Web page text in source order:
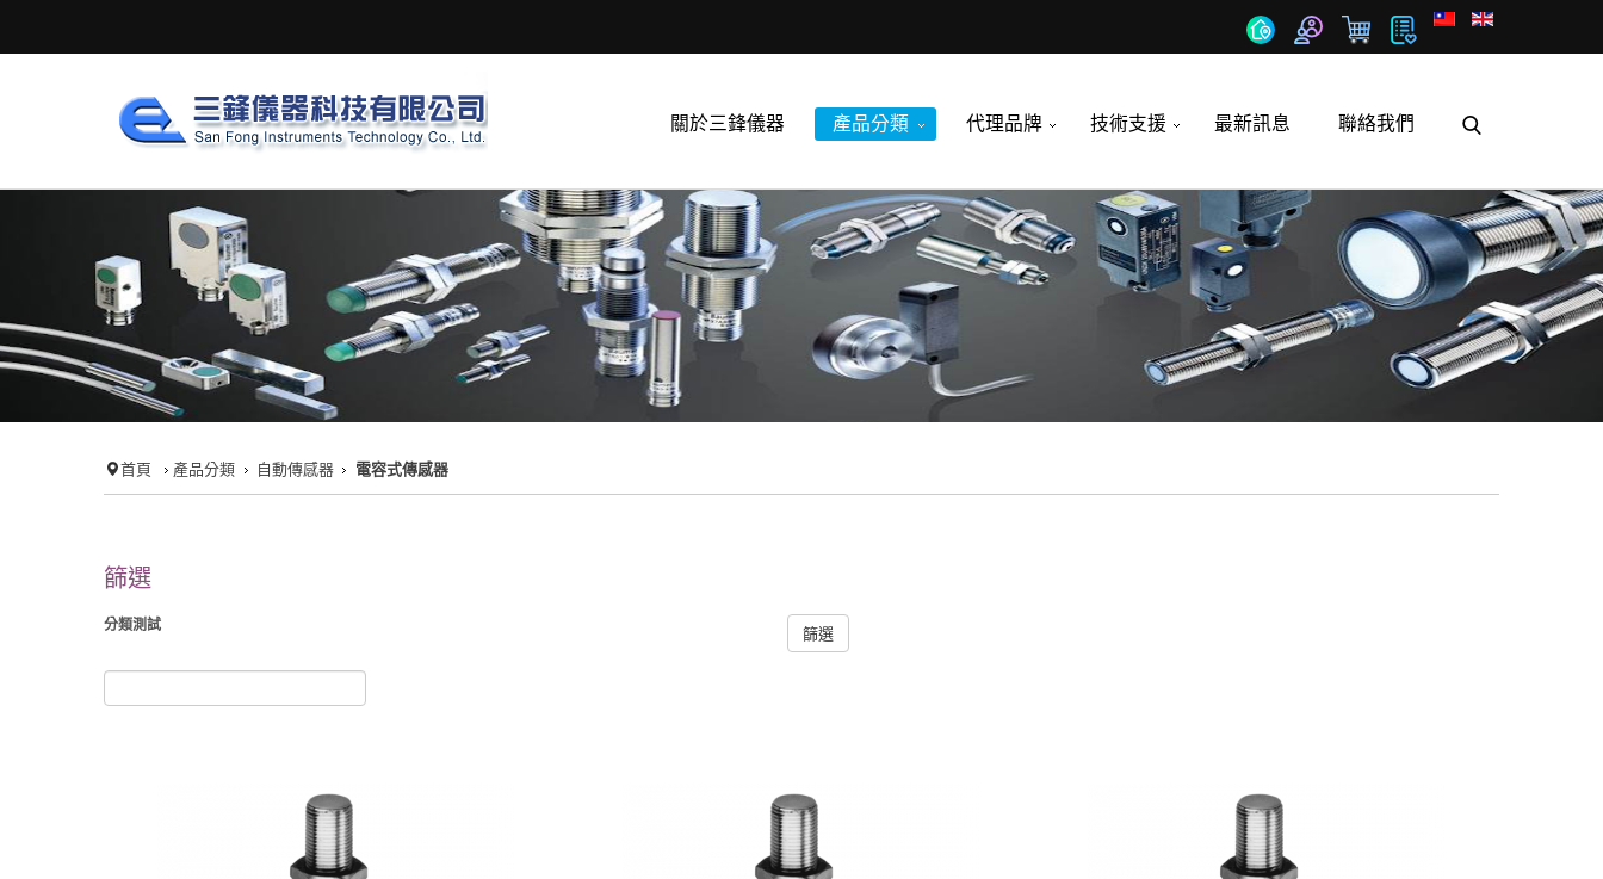
關於三鋒儀器 產品分類 代理品牌 技術支援 最新訊息 聯絡我們
首頁 產品分類 自動傳感器 電容式傳感器
篩選
分類測試